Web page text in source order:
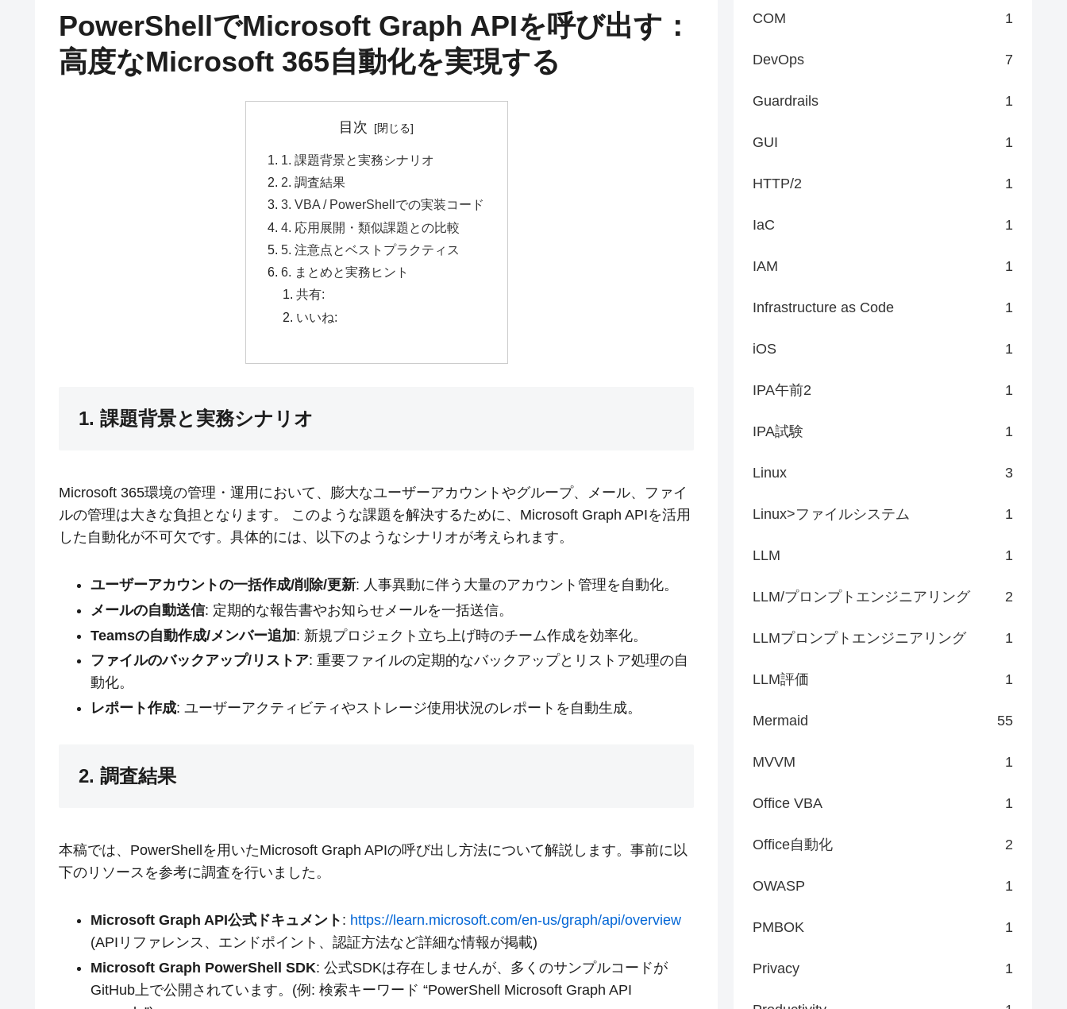
PowerShellでMicrosoft Graph APIを呼び出す：
高度なMicrosoft 365自動化を実現する
目次
1. 課題背景と実務シナリオ
2. 調査結果
3. VBA / PowerShellでの実装コード
4. 応用展開・類似課題との比較
5. 注意点とベストプラクティス
6. まとめと実務ヒント
共有:
いいね:
1. 課題背景と実務シナリオ
Microsoft 365環境の管理・運用において、膨大なユーザーアカウントやグループ、メール、ファイ
ルの管理は大きな負担となります。 このような課題を解決するために、Microsoft Graph APIを活用
した自動化が不可欠です。具体的には、以下のようなシナリオが考えられます。
ユーザーアカウントの一括作成/削除/更新: 人事異動に伴う大量のアカウント管理を自動化。
メールの自動送信: 定期的な報告書やお知らせメールを一括送信。
Teamsの自動作成/メンバー追加: 新規プロジェクト立ち上げ時のチーム作成を効率化。
ファイルのバックアップ/リストア: 重要ファイルの定期的なバックアップとリストア処理の自
動化。
レポート作成: ユーザーアクティビティやストレージ使用状況のレポートを自動生成。
2. 調査結果
本稿では、PowerShellを用いたMicrosoft Graph APIの呼び出し方法について解説します。事前に以
下のリソースを参考に調査を行いました。
Microsoft Graph API公式ドキュメント : https://learn.microsoft.com/en-us/graph/api/overview
(APIリファレンス、エンドポイント、認証方法など詳細な情報が掲載)
Microsoft Graph PowerShell SDK: 公式SDKは存在しませんが、多くのサンプルコードが
GitHub上で公開されています。(例: 検索キーワード “PowerShell Microsoft Graph API
COM 1
DevOps 7
Guardrails 1
GUI 1
HTTP/2 1
IaC 1
IAM 1
Infrastructure as Code 1
iOS 1
IPA午前2 1
IPA試験 1
Linux 3
Linux>ファイルシステム 1
LLM 1
LLM/プロンプトエンジニアリング 2
LLMプロンプトエンジニアリング 1
LLM評価 1
Mermaid 55
MVVM 1
Office VBA 1
Office自動化 2
OWASP 1
PMBOK 1
Privacy 1